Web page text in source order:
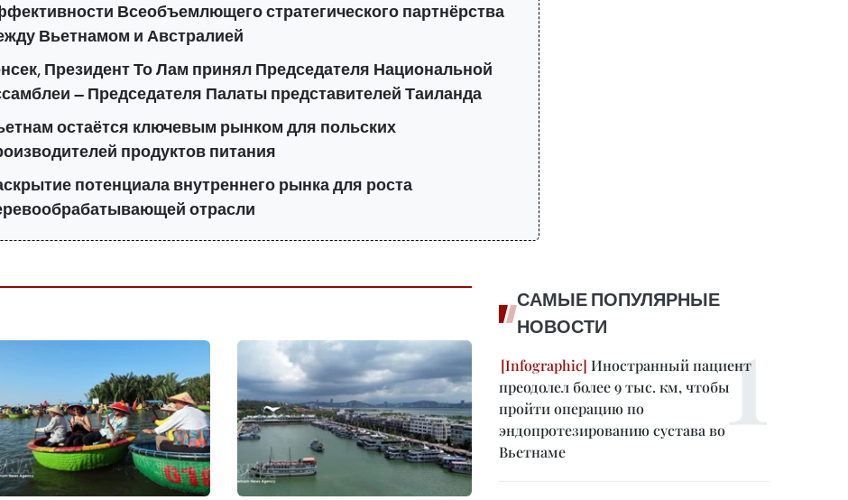
Всеобъемлющего стратегического партнёрства
Вьетнамом и Австралией
Президент То Лам принял Председателя Национальной
— Председателя Палаты представителей Таиланда
остаётся ключевым рынком для польских
продуктов питания
потенциала внутреннего рынка для роста
отрасли
САМЫЕ ПОПУЛЯРНЫЕ
НОВОСТИ
Иностранный пациент
преодолел более 9 тыс. км, чтобы
пройти операцию по
эндопротезированию сустава во
Вьетнаме